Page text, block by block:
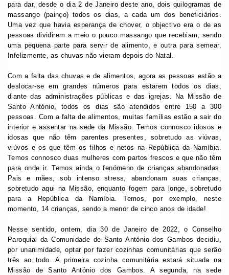
para dar, desde o dia 2 de Janeiro deste ano, dois quilogramas de
massango (painço) todos os dias, a cada um dos beneficiários.
Uma vez que havia esperança de chover, o objectivo era o de as
pessoas dividirem a meio o pouco massango que recebiam, sendo
uma pequena parte para servir de alimento, e outra para semear.
Infelizmente, as chuvas não vieram depois do Natal.
Com a falta das chuvas e de alimentos, agora as pessoas estão a
deslocar-se em grandes números para estarem todos os dias,
diante das administrações públicas e das igrejas. Na Missão de
Santo António, todos os dias são atendidos entre 150 a 300
pessoas. Com a falta de alimentos, muitas famílias estão a sair do
interior e assentar na sede da Missão. Temos connosco idosos e
idosas que não têm parentes presentes, sobretudo as viúvas,
viúvos e os que têm os filhos e netos na República da Namíbia.
Temos connosco duas mulheres com partos frescos e que não têm
para onde ir. Temos ainda o fenómeno de crianças abandonadas.
Pais e mães, sob intenso stress, abandonam suas crianças,
sobretudo aqui na Missão, enquanto fogem para longe, sobretudo
para a República da Namíbia. Temos, por exemplo, neste
momento, 14 crianças, sendo a menor de cinco anos de idade!
Nesse sentido, ontem, dia 30 de Janeiro de 2022, o Conselho
Paroquial da Comunidade de Santo António dos Gambos decidiu,
por unanimidade, optar por fazer cozinhas comunitárias que serão
três ao todo. A primeira cozinha comunitária estará situada na
Missão de Santo António dos Gambos. A segunda, na sede